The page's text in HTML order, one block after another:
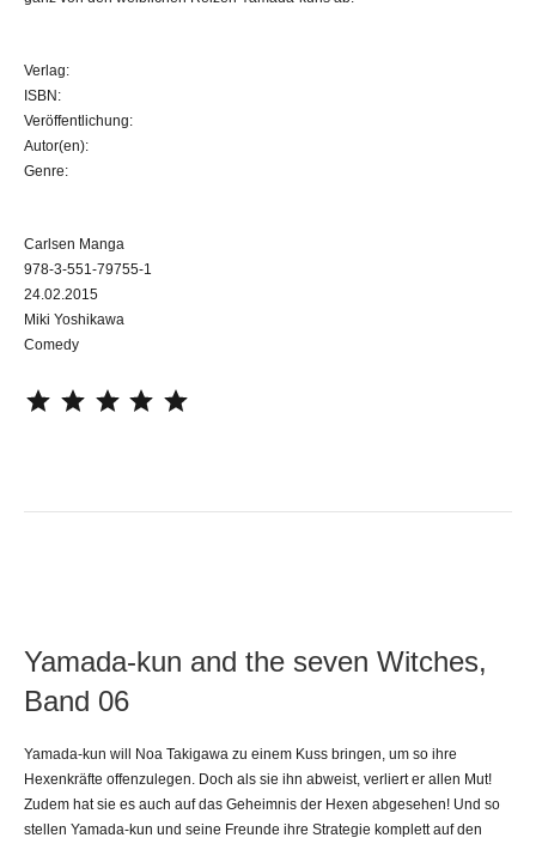
Verlag:
ISBN:
Veröffentlichung:
Autor(en):
Genre:
Carlsen Manga
978-3-551-79755-1
24.02.2015
Miki Yoshikawa
Comedy
Yamada-kun and the seven Witches,
Band 06
Yamada-kun will Noa Takigawa zu einem Kuss bringen, um so ihre
Hexenkräfte offenzulegen. Doch als sie ihn abweist, verliert er allen Mut!
Zudem hat sie es auch auf das Geheimnis der Hexen abgesehen! Und so
stellen Yamada-kun und seine Freunde ihre Strategie komplett auf den